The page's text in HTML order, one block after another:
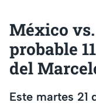
México
probable
del
Este martes 21